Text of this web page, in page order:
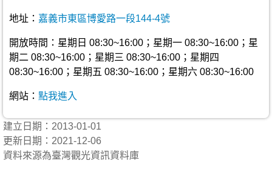
地址： 嘉義市東區博愛路一段144-4號
開放時間：星期日 08:30~16:00；星期一 08:30~16:00；星
期二 08:30~16:00；星期三 08:30~16:00；星期四
08:30~16:00；星期五 08:30~16:00；星期六 08:30~16:00
網站： 點我進入
建立日期：2013-01-01
更新日期：2021-12-06
資料來源為臺灣觀光資訊資料庫